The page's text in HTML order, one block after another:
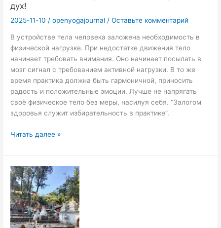
дух!
2025-11-10 /openyogajournal /Оставьте комментарий
В устройстве тела человека заложена необходимость в
физической нагрузке. При недостатке движения тело
начинает требовать внимания. Оно начинает посылать в
мозг сигнал с требованием активной нагрузки. В то же
время практика должна быть гармоничной, приносить
радость и положительные эмоции. Лучше не напрягать
своё физическое тело без меры, насилуя себя. “Залогом
здоровья служит избирательность в практике”.
ЙОГА_ЦИТАТА:
здоровом
теле
—
здоровый
дух!
Читать далее »